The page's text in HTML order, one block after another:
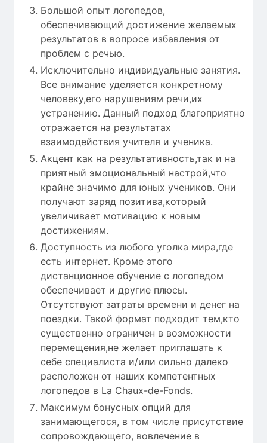
Большой опыт логопедов,
обеспечивающий достижение желаемых
результатов в вопросе избавления от
проблем с речью.
Исключительно индивидуальные занятия.
Все внимание уделяется конкретному
человеку,его нарушениям речи,их
устранению. Данный подход благоприятно
отражается на результатах
взаимодействия учителя и ученика.
Акцент как на результативность,так и на
приятный эмоциональный настрой,что
крайне значимо для юных учеников. Они
получают заряд позитива,который
увеличивает мотивацию к новым
достижениям.
Доступность из любого уголка мира,где
есть интернет. Кроме этого
дистанционное обучение с логопедом
обеспечивает и другие плюсы.
Отсутствуют затраты времени и денег на
поездки. Такой формат подходит тем,кто
существенно ограничен в возможности
перемещения,не желает приглашать к
себе специалиста и/или сильно далеко
расположен от наших компетентных
логопедов в La Chaux-de-Fonds.
Максимум бонусных опций для
занимающегося, в том числе присутствие
сопровождающего, вовлечение в